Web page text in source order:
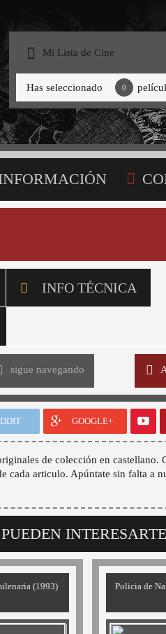
Mi Lista de Cine
Has seleccionado 0
INFO TÉCNICA
sigue navegando
GOOGLE+
de colección en castellano.
cada articulo. Apúntate sin falta a
INTERESARTE
(1993) Policia de